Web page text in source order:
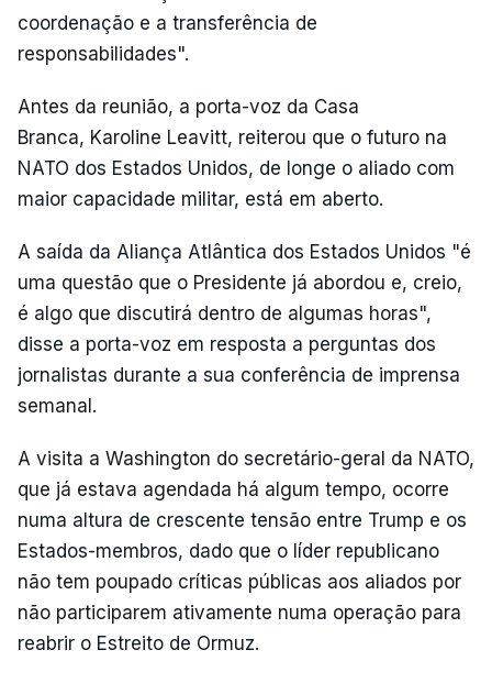
coordenação e a transferência de
responsabilidades".
Antes da reunião, a porta-voz da Casa
Branca, Karoline Leavitt, reiterou que o futuro na
NATO dos Estados Unidos, de longe o aliado com
maior capacidade militar, está em aberto.
A saída da Aliança Atlântica dos Estados Unidos "é
uma questão que o Presidente já abordou e, creio,
é algo que discutirá dentro de algumas horas",
disse a porta-voz em resposta a perguntas dos
jornalistas durante a sua conferência de imprensa
semanal.
A visita a Washington do secretário-geral da NATO,
que já estava agendada há algum tempo, ocorre
numa altura de crescente tensão entre Trump e os
Estados-membros, dado que o líder republicano
não tem poupado críticas públicas aos aliados por
não participarem ativamente numa operação para
reabrir o Estreito de Ormuz.